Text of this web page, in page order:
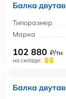
Балка
Типоразмер
Марка
102 880 ₽/тн
на складе:
Балка